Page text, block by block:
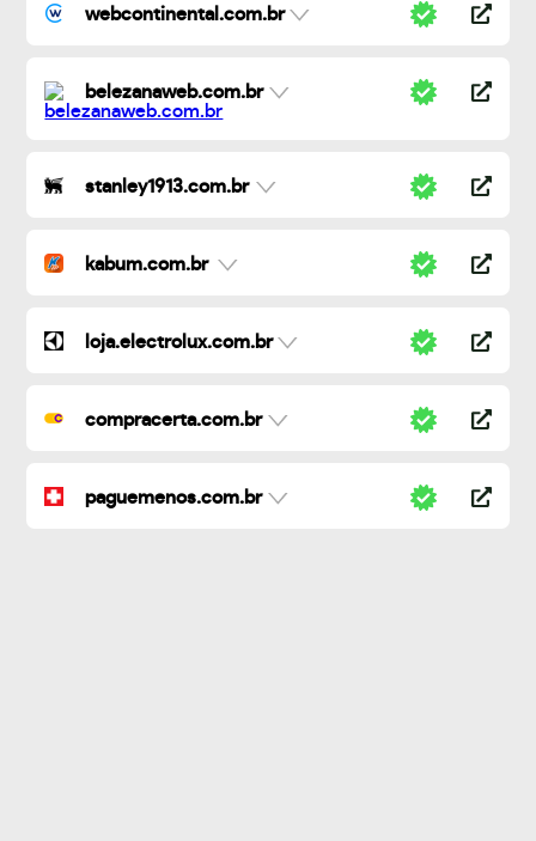
webcontinental.com.br
belezanaweb.com.br
stanley1913.com.br
kabum.com.br
loja.electrolux.com.br
compracerta.com.br
paguemenos.com.br